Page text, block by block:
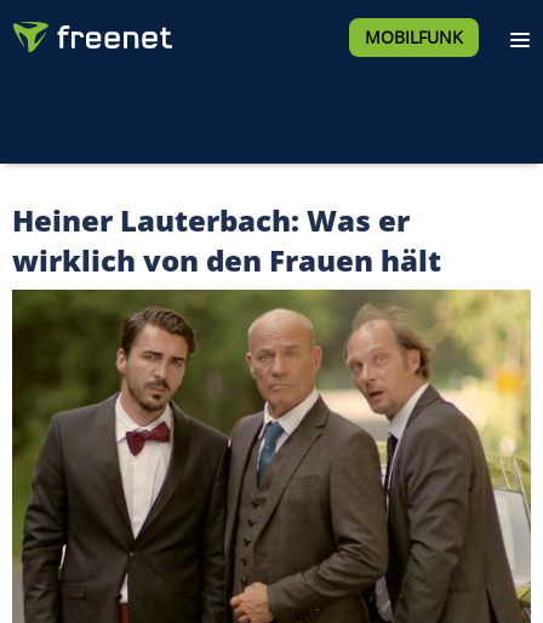
MOBILFUNK
Heiner Lauterbach: Was er
wirklich von den Frauen hält